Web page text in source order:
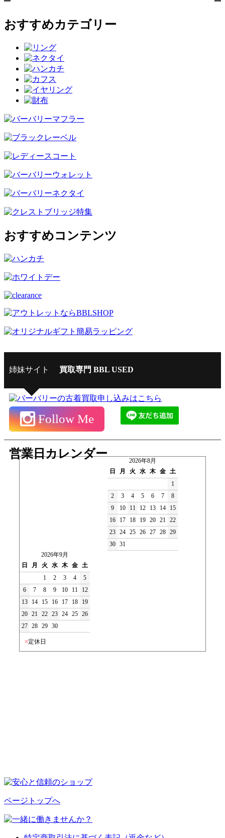
おすすめカテゴリー
おすすめコンテンツ
姉妹サイト 買取専門 BBL USED
Follow Me
営業日カレンダー
2026年8月
日
月 火 水 木 金 土
1
2
3 4 5 6 7
8
9
10 11 12 13 14
15
16
17 18 19 20 21 22
23 24 25 26 27 28 29
30 31
2026年9月
日
月 火 水 木 金 土
1
2 3 4
5
6
7 8 9 10 11
12
13
14 15 16 17 18
19
20 21 22 23 24 25 26
27 28 29 30
■定休日
ページトップへ